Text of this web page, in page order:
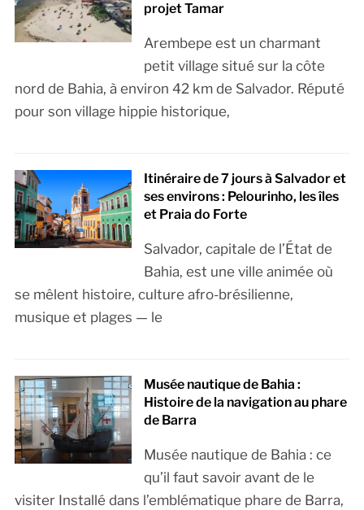
projet Tamar
Arembepe est un charmant
petit village situé sur la côte
nord de Bahia, à environ 42 km de Salvador. Réputé
pour son village hippie historique,
Itinéraire de 7 jours à Salvador et
ses environs : Pelourinho, les îles
et Praia do Forte
Salvador, capitale de l’État de
Bahia, est une ville animée où
se mêlent histoire, culture afro-brésilienne,
musique et plages — le
Musée nautique de Bahia :
Histoire de la navigation au phare
de Barra
Musée nautique de Bahia : ce
qu’il faut savoir avant de le
visiter Installé dans l’emblématique phare de Barra,